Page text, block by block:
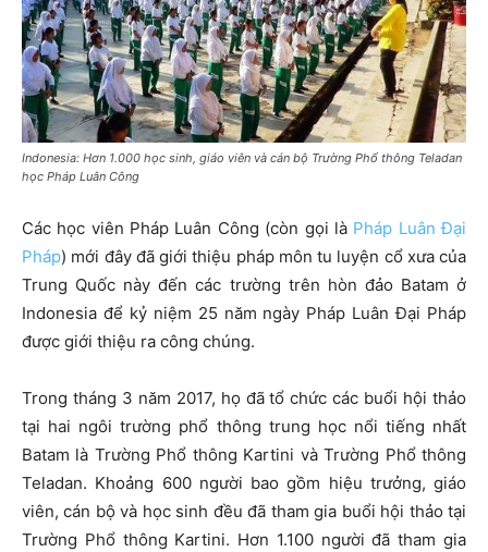
Indonesia: Hơn 1.000 học sinh, giáo viên và cán bộ Trường Phổ thông Teladan
học Pháp Luân Công
Các học viên Pháp Luân Công (còn gọi là Pháp Luân Đại
Pháp) mới đây đã giới thiệu pháp môn tu luyện cổ xưa của
Trung Quốc này đến các trường trên hòn đảo Batam ở
Indonesia để kỷ niệm 25 năm ngày Pháp Luân Đại Pháp
được giới thiệu ra công chúng.
Trong tháng 3 năm 2017, họ đã tổ chức các buổi hội thảo
tại hai ngôi trường phổ thông trung học nổi tiếng nhất
Batam là Trường Phổ thông Kartini và Trường Phổ thông
Teladan. Khoảng 600 người bao gồm hiệu trưởng, giáo
viên, cán bộ và học sinh đều đã tham gia buổi hội thảo tại
Trường Phổ thông Kartini. Hơn 1.100 người đã tham gia